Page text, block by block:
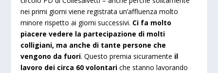
nei primi giorni viene registrata un’affluenza molto
minore rispetto ai giorni successivi. Ci fa molto
piacere vedere la partecipazione di molti
colligiani, ma anche di tante persone che
vengono da fuori. Questo premia sicuramente il
lavoro dei circa 60 volontari che stanno lavorando